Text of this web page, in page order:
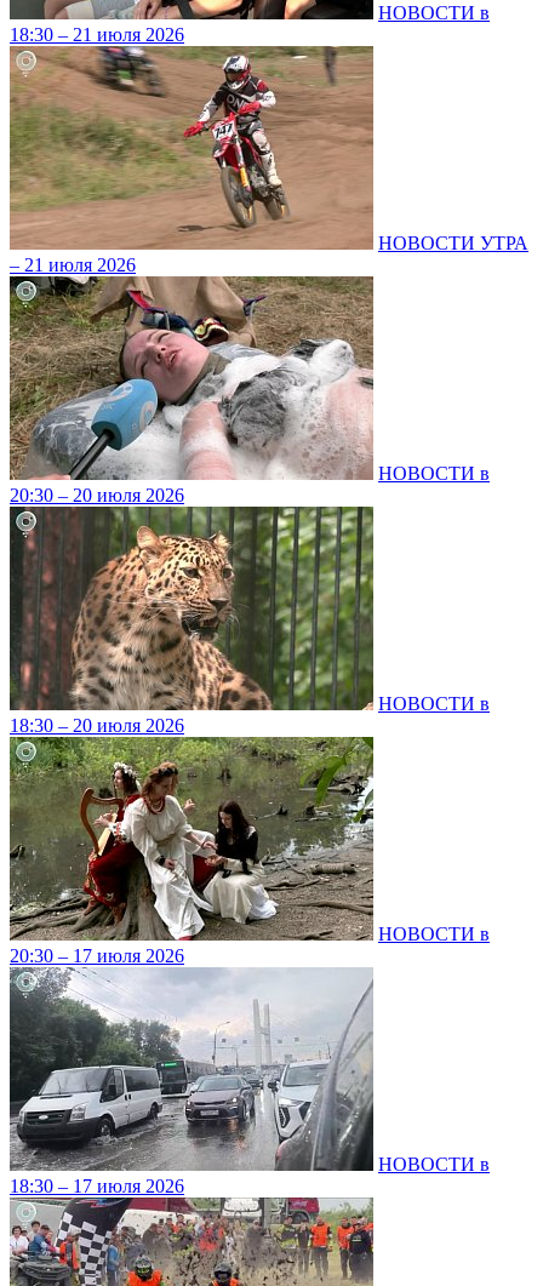
НОВОСТИ в
18:30 – 21 июля 2026
НОВОСТИ УТРА
– 21 июля 2026
НОВОСТИ в
20:30 – 20 июля 2026
НОВОСТИ в
18:30 – 20 июля 2026
НОВОСТИ в
20:30 – 17 июля 2026
НОВОСТИ в
18:30 – 17 июля 2026